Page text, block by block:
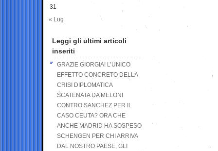
31
« Lug
Leggi gli ultimi articoli
inseriti
GRAZIE GIORGIA! L’UNICO
EFFETTO CONCRETO DELLA
CRISI DIPLOMATICA
SCATENATA DA MELONI
CONTRO SANCHEZ PER IL
CASO CEUTA? ORA CHE
ANCHE MADRID HA SOSPESO
SCHENGEN PER CHI ARRIVA
DAL NOSTRO PAESE, GLI